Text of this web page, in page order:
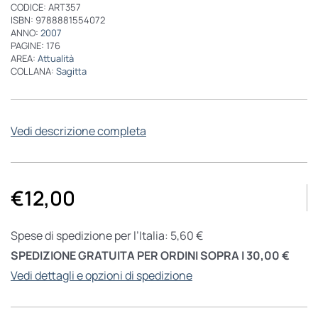
CODICE: ART357
ISBN: 9788881554072
ANNO: 2007
PAGINE: 176
AREA: Attualità
COLLANA: Sagitta
Vedi descrizione completa
€12,00
Spese di spedizione per l’Italia: 5,60 €
SPEDIZIONE GRATUITA PER ORDINI SOPRA I 30,00 €
Vedi dettagli e opzioni di spedizione